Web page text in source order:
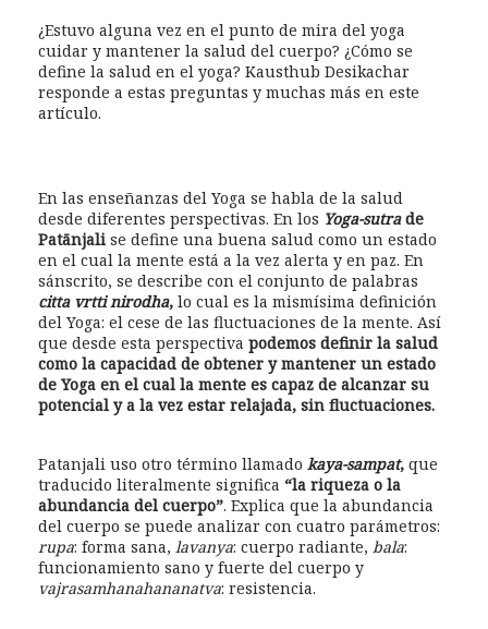
¿Estuvo alguna vez en el punto de mira del yoga
cuidar y mantener la salud del cuerpo? ¿Cómo se
define la salud en el yoga? Kausthub Desikachar
responde a estas preguntas y muchas más en este
artículo.
En las enseñanzas del Yoga se habla de la salud
desde diferentes perspectivas. En los Yoga-sutrade
Patānjali se define una buena salud como un estado
en el cual la mente está a la vez alerta y en paz. En
sánscrito, se describe con el conjunto de palabras
citta vrtti nirodha, lo cual es la mismísima definición
del Yoga: el cese de las fluctuaciones de la mente. Así
que desde esta perspectiva podemos definir la salud
como la capacidad de obtener y mantener un estado
de Yoga en el cual la mente es capaz de alcanzar su
potencial y a la vez estar relajada, sin fluctuaciones.
Patanjali uso otro término llamado kaya-sampat, que
traducido literalmente significa “la riqueza o la
abundancia del cuerpo”. Explica que la abundancia
del cuerpo se puede analizar con cuatro parámetros:
rupa: forma sana, lavanya: cuerpo radiante, bala:
funcionamiento sano y fuerte del cuerpo y
vajrasamhanahananatva: resistencia.